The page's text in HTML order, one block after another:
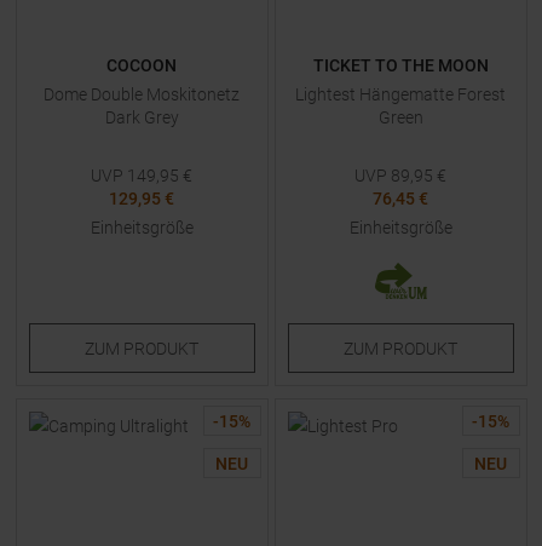
COCOON
Dome Double Moskitonetz
Dark Grey
UVP 149,95 €
129,95 €
Einheitsgröße
ZUM PRODUKT
TICKET TO THE MOON
Lightest Hängematte Forest
Green
UVP 89,95 €
76,45 €
Einheitsgröße
ZUM PRODUKT
-15%
NEU
-15%
NEU